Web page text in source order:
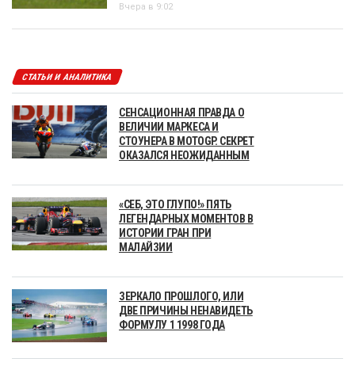
Вчера в 9:02
СТАТЬИ И АНАЛИТИКА
СЕНСАЦИОННАЯ ПРАВДА О
ВЕЛИЧИИ МАРКЕСА И
СТОУНЕРА В MOTOGP. СЕКРЕТ
ОКАЗАЛСЯ НЕОЖИДАННЫМ
«СЕБ, ЭТО ГЛУПО!» ПЯТЬ
ЛЕГЕНДАРНЫХ МОМЕНТОВ В
ИСТОРИИ ГРАН ПРИ
МАЛАЙЗИИ
ЗЕРКАЛО ПРОШЛОГО, ИЛИ
ДВЕ ПРИЧИНЫ НЕНАВИДЕТЬ
ФОРМУЛУ 1 1998 ГОДА